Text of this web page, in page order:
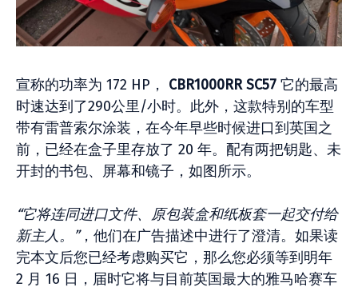
宣称的功率为 172 HP， CBR1000RR SC57 它的最高
时速达到了290公里/小时。此外，这款特别的车型
带有雷普索尔涂装，在今年早些时候进口到英国之
前，已经在盒子里存放了 20 年。配有两把钥匙、未
开封的书包、屏幕和镜子，如图所示。
“它将连同进口文件、原包装盒和纸板套一起交付给
新主人。”，他们在广告描述中进行了澄清。如果读
完本文后您已经考虑购买它，那么您必须等到明年
2 月 16 日，届时它将与目前英国最大的雅马哈赛车